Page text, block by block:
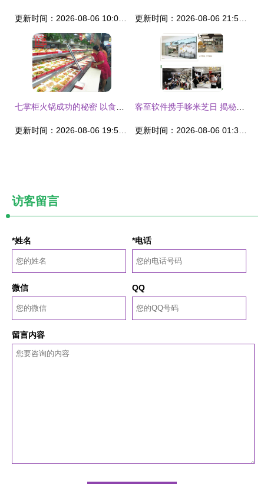
访客留言
*姓名 *电话
微信 QQ
留言内容